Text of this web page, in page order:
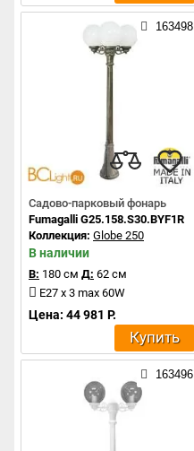
163498
Садово-парковый фонарь
Fumagalli G25.158.S30.BYF1R
Коллекция: Globe 250
В наличии
В: 180 см Д: 62 см
E27 x 3 max 60W
Цена: 44 981 Р.
Купить
163496